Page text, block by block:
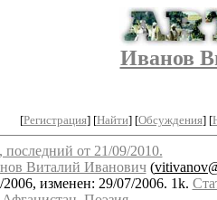
Иванов
[Регистрация] [Найти] [Обсуждения] [
от 21/09/2010.
Виталий Иванович(
изменен: 29/07/2006. 1k.